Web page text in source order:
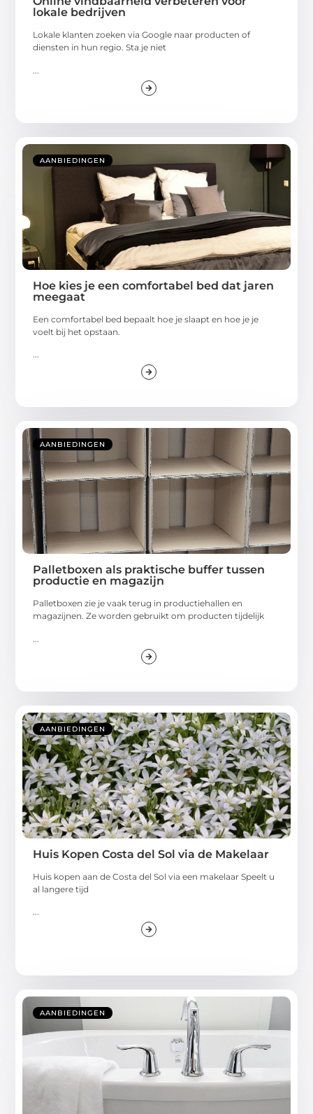
lokale bedrijven
Lokale klanten zoeken via Google naar producten of
diensten in hun regio. Sta je niet
AANBIEDINGEN
Hoe kies je een comfortabel bed dat jaren
meegaat
Een comfortabel bed bepaalt hoe je slaapt en hoe je je
voelt bij het opstaan.
...
AANBIEDINGEN
Palletboxen als praktische buffer tussen
productie en magazijn
Palletboxen zie je vaak terug in productiehallen en
magazijnen. Ze worden gebruikt om producten tijdelijk
AANBIEDINGEN
Huis Kopen Costa del Sol via de Makelaar
Huis kopen aan de Costa del Sol via een makelaar Speelt u
al langere tijd
AANBIEDINGEN